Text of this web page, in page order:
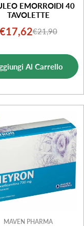
EMORROIDI 40
TAVOLETTE
Prezzo
vendita
€17,62Prezzo
€21,90
Al Carrello
MAVEN PHARMA